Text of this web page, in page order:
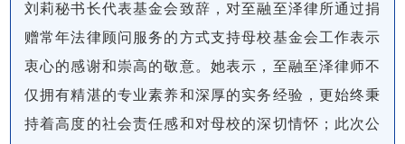
刘莉秘书长代表基金会致辞，对至融至泽律所通过捐
赠常年法律顾问服务的方式支持母校基金会工作表示
衷心的感谢和崇高的敬意。她表示，至融至泽律师不
仅拥有精湛的专业素养和深厚的实务经验，更始终秉
持着高度的社会责任感和对母校的深切情怀；此次公